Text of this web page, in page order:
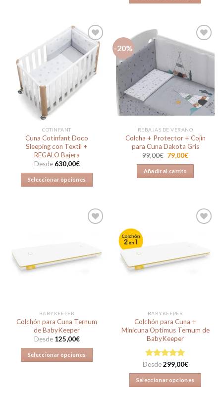
múltiples
variantes.
Las
opciones
se
pueden
elegir
en
página
de
producto
Añadir
a la
lista de
deseos
COTINFANT
Cuna Cotinfant Doco
Sleeping con Textil +
REGALO Bajera
Desde 630,00€
Seleccionar opciones
opciones
se
página
de
producto
-20%
lista de
deseos
REBAJAS DE VERANO
Colcha + Protector + Cojín
para Cuna Dakota Gris
99,00€ El
precio
original
era:
99,00€.
79,00€El
79,00€.
Añadir al carrito
a la
lista de
BABYKEEPER
Colchón para Cuna Ternum
de BabyKeeper
Desde 125,00€
Seleccionar opciones
a la
lista de
BABYKEEPER
Colchón para Cuna +
Minicuna Optimus Ternum de
BabyKeeper
Valorado en
5.00de 5
Desde299,00€
Seleccionar opciones